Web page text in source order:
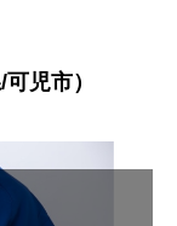
児市）